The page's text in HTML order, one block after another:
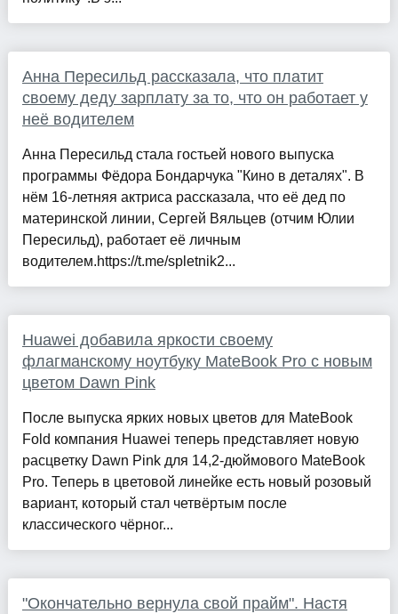
Анна Пересильд рассказала, что платит
своему деду зарплату за то, что он работает у
неё водителем
Анна Пересильд стала гостьей нового выпуска
программы Фёдора Бондарчука "Кино в деталях". В
нём 16-летняя актриса рассказала, что её дед по
материнской линии, Сергей Вяльцев (отчим Юлии
Пересильд), работает её личным
водителем.https://t.me/spletnik2...
Huawei добавила яркости своему
флагманскому ноутбуку MateBook Pro с новым
цветом Dawn Pink
После выпуска ярких новых цветов для MateBook
Fold компания Huawei теперь представляет новую
расцветку Dawn Pink для 14,2-дюймового MateBook
Pro. Теперь в цветовой линейке есть новый розовый
вариант, который стал четвёртым после
классического чёрног...
"Окончательно вернула свой прайм". Настя